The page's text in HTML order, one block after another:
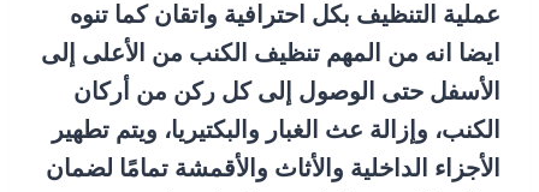
عملية التنظيف بكل احترافية واتقان كما تنوه
ايضا انه من المهم تنظيف الكنب من الأعلى إلى
الأسفل حتى الوصول إلى كل ركن من أركان
الكنب، وإزالة عث الغبار والبكتيريا، ويتم تطهير
الأجزاء الداخلية والأثاث والأقمشة تمامًا لضمان